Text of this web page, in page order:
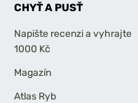
CHYŤ A PUSŤ
Napište recenzi a vyhrajte
1000 Kč
Magazín
Atlas Ryb